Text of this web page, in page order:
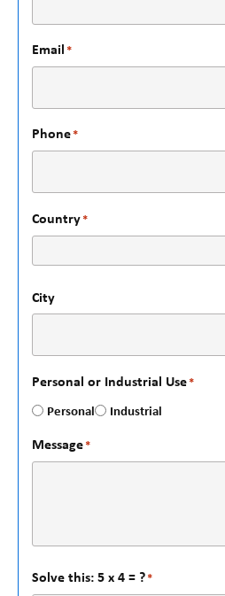
Email *
Phone*
Country*
City
Personal or Industrial Use*
Personal Industrial
Message*
Solve this: 5 x 4 = ?*